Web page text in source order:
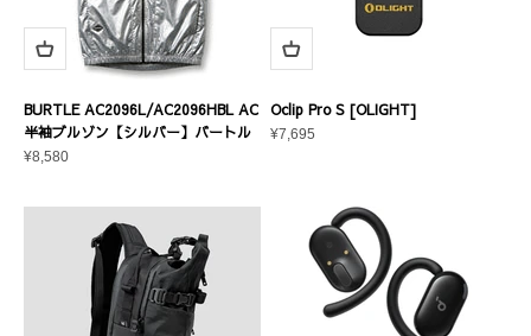
BURTLE AC2096L/AC2096HBL AC
半袖ブルゾン【シルバー】バートル
セール価格
¥8,580
Oclip Pro S [OLIGHT]
セール価格
¥7,695